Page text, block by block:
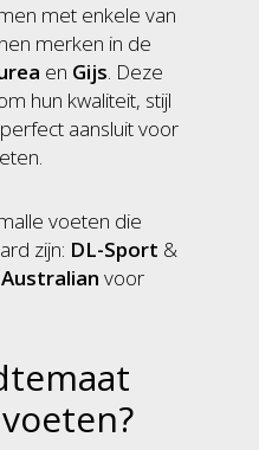
met enkele van
merken in de
en Gijs. Deze
hun kwaliteit, stijl
aansluit voor
voeten die
zijn: DL-Sport &
Australian voor